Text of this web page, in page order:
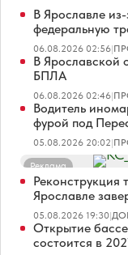
В Ярославле
федеральную
06.08.2026 02:56|
В Ярославской
БПЛА
06.08.2026 02:46|
Водитель
фурой под
05.08.2026 20:02|
Реклама
Реконструкция
Ярославле
05.08.2026 19:30|
Открытие
состоится в